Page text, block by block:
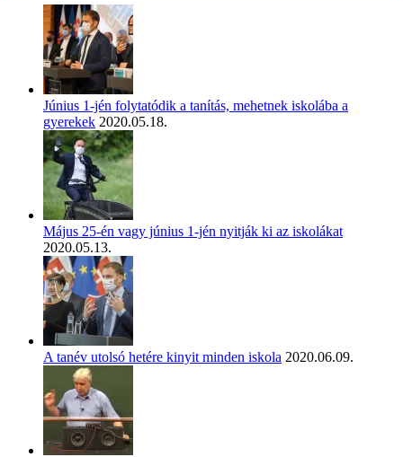
Június 1-jén folytatódik a tanítás, mehetnek iskolába a
gyerekek 2020.05.18.
Május 25-én vagy június 1-jén nyitják ki az iskolákat
2020.05.13.
A tanév utolsó hetére kinyit minden iskola 2020.06.09.